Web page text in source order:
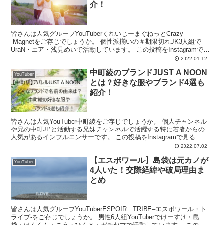
介！
皆さんは人気グループYouTuberくれいじーまぐねっとCrazy
Magnetをご存じでしょうか。 個性派揃いの＃期限切れJK3人組で
UraN・エア・浅見めいで活動しています。 この投稿をInstagramで見
2022.01.12
YouTuber
中町綾のブランドJUST A NOON
とは？好きな服やブランド4選も
紹介！
皆さんは人気YouTuber中町綾をご存じでしょうか。 個人チャンネル
や兄の中町JPと活動する兄妹チャンネルで活躍する特に若者からの
人気があるインフルエンサーです。 この投稿をInstagramで見る 中
2022.07.02
YouTuber
【エスポワール】島袋は元カノが
4人いた！交際経緯や破局理由ま
とめ
皆さんは人気グループYouTuberESPOIR TRIBE–エスポワール・ト
ライブ‐をご存じでしょうか。 男性6人組YouTuberでけーすけ・島